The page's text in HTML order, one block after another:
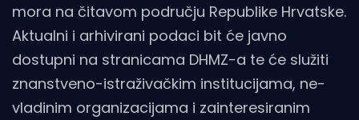
mora na čitavom području Republike Hrvatske.
Aktualni i arhivirani podaci bit će javno
dostupni na stranicama DHMZ-a te će služiti
znanstveno-istraživačkim institucijama, ne-
vladinim organizacijama i zainteresiranim